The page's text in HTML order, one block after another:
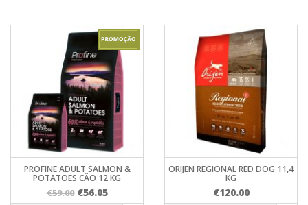
PROFINE ADULT SALMON &
POTATOES CÃO 12 KG
€59.00 O
€56.05O
ORIJEN REGIONAL RED DOG 11,4
KG
€120.00